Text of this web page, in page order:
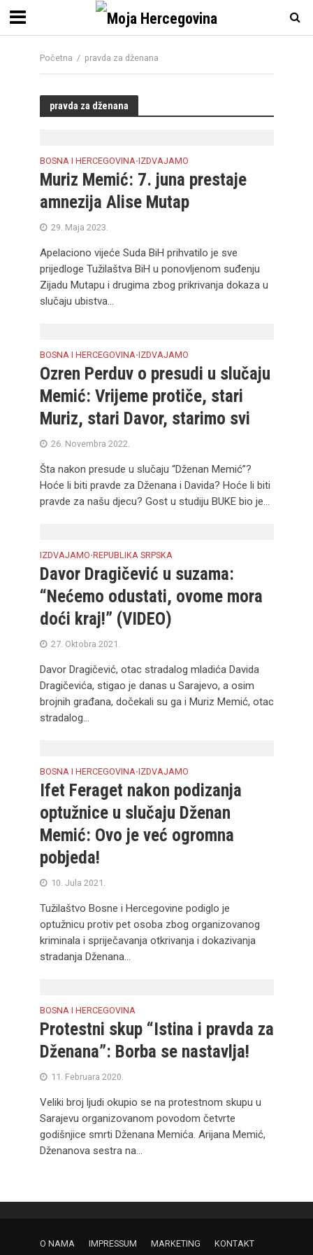
Početna / pravda za dženana
pravda za dženana
BOSNA I HERCEGOVINA•IZDVAJAMO
Muriz Memić: 7. juna prestaje
amnezija Alise Mutap
29. Maja 2023.
Apelaciono vijeće Suda BiH prihvatilo je sve
prijedloge Tužilaštva BiH u ponovljenom suđenju
Zijadu Mutapu i drugima zbog prikrivanja dokaza u
slučaju ubistva...
BOSNA I HERCEGOVINA•IZDVAJAMO
Ozren Perduv o presudi u slučaju
Memić: Vrijeme protiče, stari
Muriz, stari Davor, starimo svi
26. Novembra 2022.
Šta nakon presude u slučaju “Dženan Memić”?
Hoće li biti pravde za Dženana i Davida? Hoće li biti
pravde za našu djecu? Gost u studiju BUKE bio je...
IZDVAJAMO•REPUBLIKA SRPSKA
Davor Dragičević u suzama:
“Nećemo odustati, ovome mora
doći kraj!” (VIDEO)
27. Oktobra 2021.
Davor Dragičević, otac stradalog mladića Davida
Dragičevića, stigao je danas u Sarajevo, a osim
brojnih građana, dočekali su ga i Muriz Memić, otac
stradalog...
BOSNA I HERCEGOVINA•IZDVAJAMO
Ifet Feraget nakon podizanja
optužnice u slučaju Dženan
Memić: Ovo je već ogromna
pobjeda!
10. Jula 2021.
Tužilaštvo Bosne i Hercegovine podiglo je
optužnicu protiv pet osoba zbog organizovanog
kriminala i spriječavanja otkrivanja i dokazivanja
stradanja Dženana...
BOSNA I HERCEGOVINA
Protestni skup “Istina i pravda za
Dženana”: Borba se nastavlja!
11. Februara 2020.
Veliki broj ljudi okupio se na protestnom skupu u
Sarajevu organizovanom povodom četvrte
godišnjice smrti Dženana Memića. Arijana Memić,
Dženanova sestra na...
O NAMA IMPRESSUM MARKETING KONTAKT